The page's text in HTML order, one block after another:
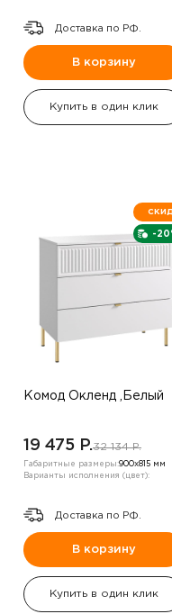
Доставка по РФ.
В корзину
Купить в один клик
-
Комод Окленд ,Белый
19 475 P.32 134 P.
Габаритные размеры:900х815 мм
Варианты исполнения (цвет):
Доставка по РФ.
В корзину
Купить в один клик